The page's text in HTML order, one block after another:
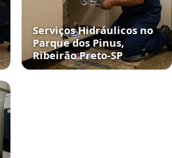
Serviços Hidráulicos no
Parque dos Pinus,
Ribeirão Preto‑SP